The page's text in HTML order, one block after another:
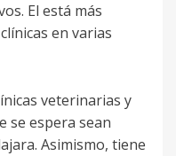
El está más
en varias
veterinarias y
se espera sean
Asimismo, tiene